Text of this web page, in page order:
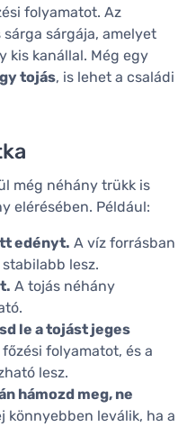
folyamatot. Az
sárga sárgája, amelyet
kis kanállal. Még egy
tojás, is lehet a családi
még néhány trükk is
elérésében. Például:
edényt. A víz forrásban
lesz.
A tojás néhány
le a tojást jeges
folyamatot, és a
lesz.
hámozd meg, ne
könnyebben leválik, ha a